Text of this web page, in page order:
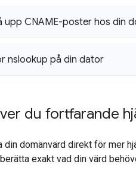
upp CNAME-poster hos din
nslookup på din dator
du fortfarande
din domänvärd direkt för mer
exakt vad din värd